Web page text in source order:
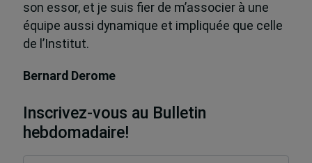
son essor, et je suis fier de m’associer à une
équipe aussi dynamique et impliquée que celle
de l’Institut.
Bernard Derome
Inscrivez-vous au Bulletin
hebdomadaire!